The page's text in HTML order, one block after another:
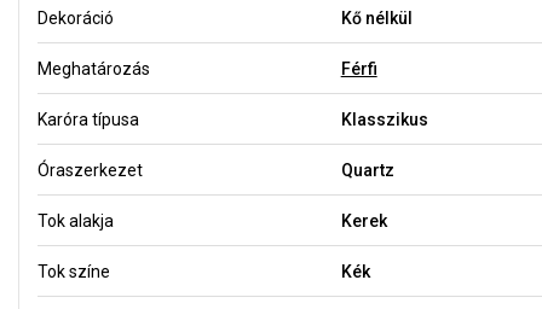
Dekoráció Kő nélkül
Meghatározás Férfi
Karóra típusa Klasszikus
Óraszerkezet Quartz
Tok alakja Kerek
Tok színe Kék